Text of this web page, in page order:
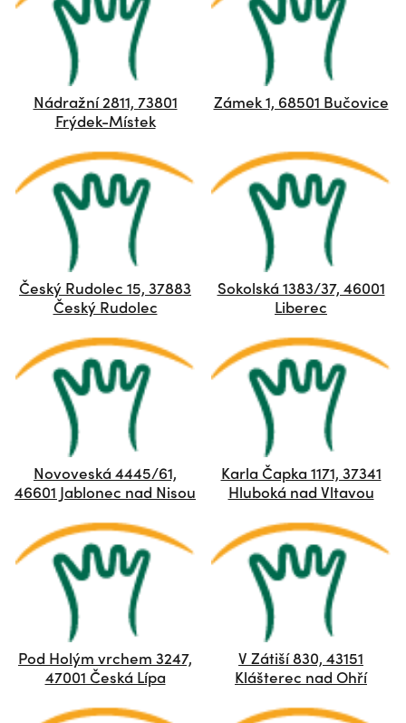
Nádražní 2811, 73801
Frýdek-Místek
Zámek 1, 68501 Bučovice
Český Rudolec 15, 37883
Český Rudolec
Sokolská 1383/37, 46001
Liberec
Novoveská 4445/61,
46601 Jablonec nad Nisou
Karla Čapka 1171, 37341
Hluboká nad Vltavou
Pod Holým vrchem 3247,
47001 Česká Lípa
V Zátiší 830, 43151
Klášterec nad Ohří